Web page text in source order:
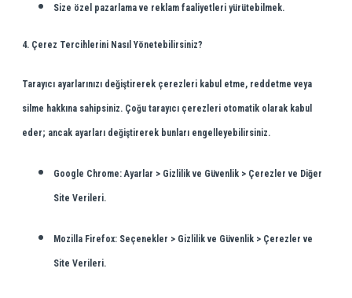
Size özel pazarlama ve reklam faaliyetleri yürütebilmek.
4. Çerez Tercihlerini Nasıl Yönetebilirsiniz?
Tarayıcı ayarlarınızı değiştirerek çerezleri kabul etme, reddetme veya
silme hakkına sahipsiniz. Çoğu tarayıcı çerezleri otomatik olarak kabul
eder; ancak ayarları değiştirerek bunları engelleyebilirsiniz.
Google Chrome:Ayarlar > Gizlilik ve Güvenlik > Çerezler ve Diğer
Site Verileri.
Mozilla Firefox: Seçenekler > Gizlilik ve Güvenlik > Çerezler ve
Site Verileri.